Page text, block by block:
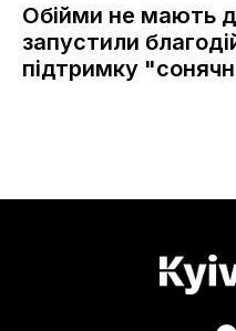
Обійми не мають
запустили
підтримку